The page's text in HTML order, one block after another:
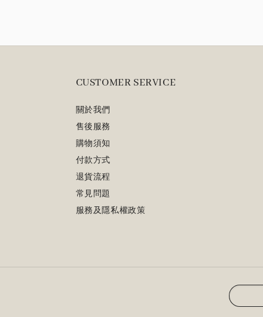
CUSTOMER SERVICE
關於我們
售後服務
購物須知
付款方式
退貨流程
常見問題
服務及隱私權政策